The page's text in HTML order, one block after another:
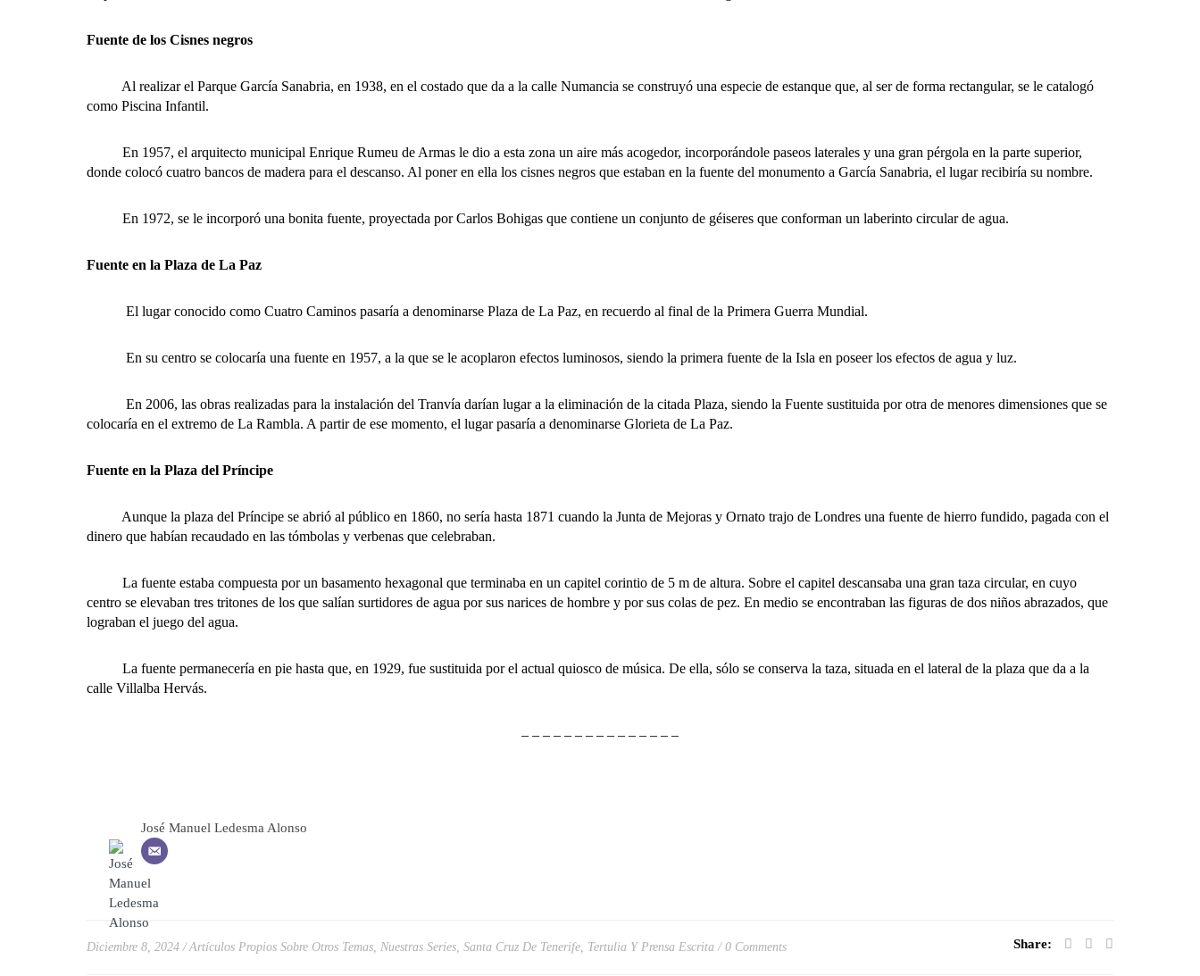
Fuente de los Cisnes negros
Al realizar el Parque García Sanabria, en 1938, en el costado que da a la calle Numancia se construyó una especie de estanque que, al ser de forma rectangular, se le catalogó
como Piscina Infantil.
En 1957, el arquitecto municipal Enrique Rumeu de Armas le dio a esta zona un aire más acogedor, incorporándole paseos laterales y una gran pérgola en la parte superior,
donde colocó cuatro bancos de madera para el descanso. Al poner en ella los cisnes negros que estaban en la fuente del monumento a García Sanabria, el lugar recibiría su nombre.
En 1972, se le incorporó una bonita fuente, proyectada por Carlos Bohigas que contiene un conjunto de géiseres que conforman un laberinto circular de agua.
Fuente en la Plaza de La Paz
El lugar conocido como Cuatro Caminos pasaría a denominarse Plaza de La Paz, en recuerdo al final de la Primera Guerra Mundial.
En su centro se colocaría una fuente en 1957, a la que se le acoplaron efectos luminosos, siendo la primera fuente de la Isla en poseer los efectos de agua y luz.
En 2006, las obras realizadas para la instalación del Tranvía darían lugar a la eliminación de la citada Plaza, siendo la Fuente sustituida por otra de menores dimensiones que se
colocaría en el extremo de La Rambla. A partir de ese momento, el lugar pasaría a denominarse Glorieta de La Paz.
Fuente en la Plaza del Príncipe
Aunque la plaza del Príncipe se abrió al público en 1860, no sería hasta 1871 cuando la Junta de Mejoras y Ornato trajo de Londres una fuente de hierro fundido, pagada con el
dinero que habían recaudado en las tómbolas y verbenas que celebraban.
La fuente estaba compuesta por un basamento hexagonal que terminaba en un capitel corintio de 5 m de altura. Sobre el capitel descansaba una gran taza circular, en cuyo
centro se elevaban tres tritones de los que salían surtidores de agua por sus narices de hombre y por sus colas de pez. En medio se encontraban las figuras de dos niños abrazados, que
lograban el juego del agua.
La fuente permanecería en pie hasta que, en 1929, fue sustituida por el actual quiosco de música. De ella, sólo se conserva la taza, situada en el lateral de la plaza que da a la
calle Villalba Hervás.
– – – – – – – – – – – – – – –
José Manuel Ledesma Alonso
Diciembre 8, 2024 Artículos Propios Sobre Otros Temas Nuestras Series Santa Cruz De Tenerife Tertulia Y Prensa Escrita 0 Comments Share: